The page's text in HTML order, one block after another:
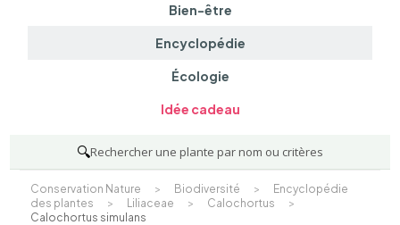
Bien-être
Encyclopédie
Écologie
Idée cadeau
🔍Rechercher une plante par nom ou critères
Conservation Nature > Biodiversité >
Encyclopédie
des plantes
> Liliaceae > Calochortus
>
Calochortus simulans